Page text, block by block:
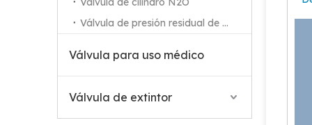
Válvula de presión residual de O2
Válvula para uso médico
Válvula de extintor